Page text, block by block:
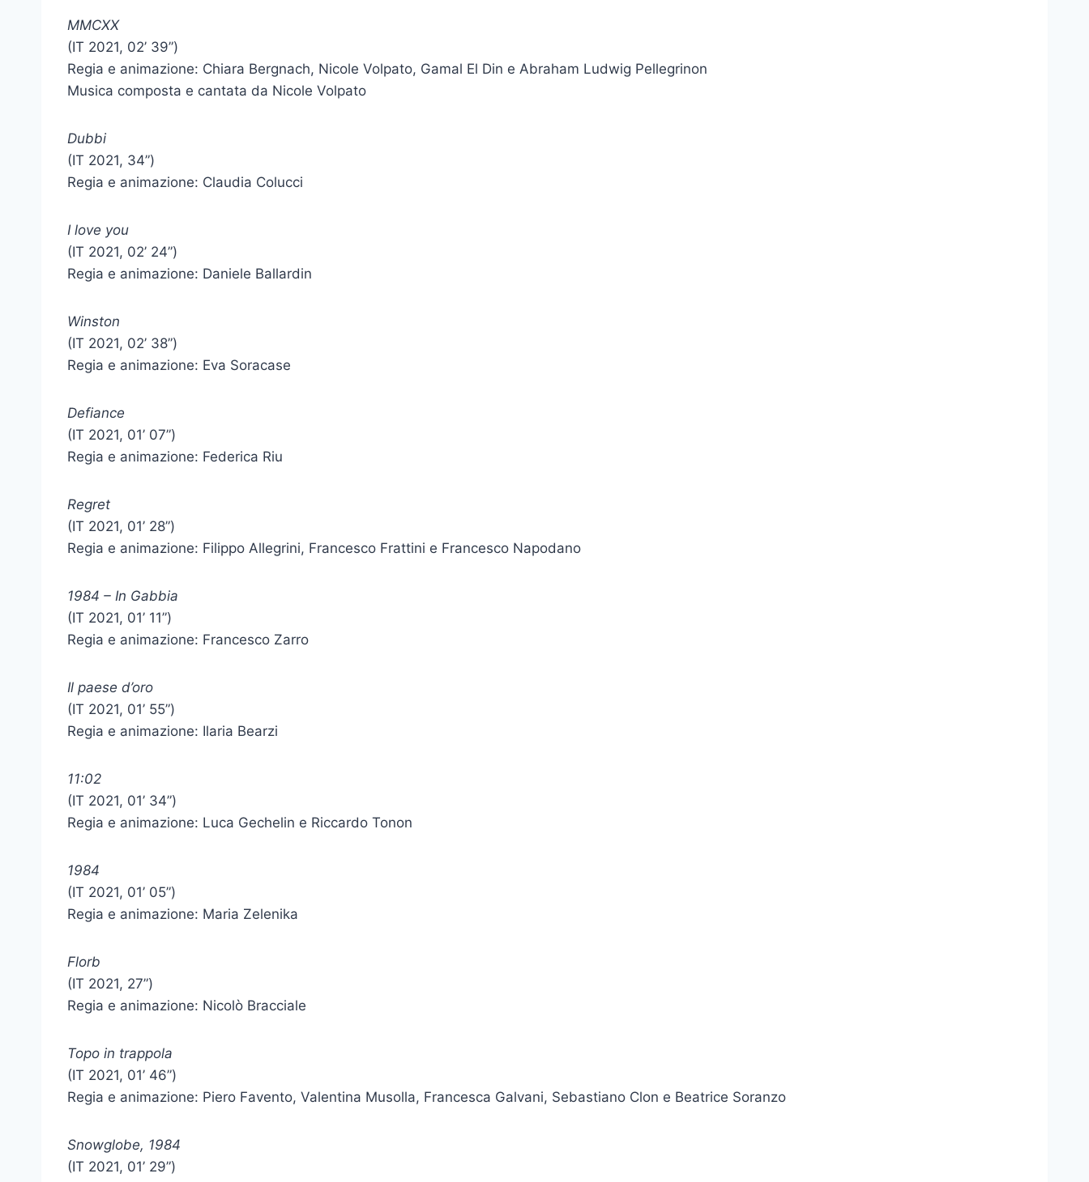
MMCXX
(IT 2021, 02’ 39”)
Regia e animazione: Chiara Bergnach, Nicole Volpato, Gamal El Din e Abraham Ludwig Pellegrinon
Musica composta e cantata da Nicole Volpato
Dubbi
(IT 2021, 34”)
Regia e animazione: Claudia Colucci
I love you
(IT 2021, 02’ 24”)
Regia e animazione: Daniele Ballardin
Winston
(IT 2021, 02’ 38”)
Regia e animazione: Eva Soracase
Defiance
(IT 2021, 01’ 07”)
Regia e animazione: Federica Riu
Regret
(IT 2021, 01’ 28”)
Regia e animazione: Filippo Allegrini, Francesco Frattini e Francesco Napodano
1984 – In Gabbia
(IT 2021, 01’ 11”)
Regia e animazione: Francesco Zarro
Il paese d’oro
(IT 2021, 01’ 55”)
Regia e animazione: Ilaria Bearzi
11:02
(IT 2021, 01’ 34”)
Regia e animazione: Luca Gechelin e Riccardo Tonon
1984
(IT 2021, 01’ 05”)
Regia e animazione: Maria Zelenika
Florb
(IT 2021, 27”)
Regia e animazione: Nicolò Bracciale
Topo in trappola
(IT 2021, 01’ 46”)
Regia e animazione: Piero Favento, Valentina Musolla, Francesca Galvani, Sebastiano Clon e Beatrice Soranzo
Snowglobe, 1984
(IT 2021, 01’ 29”)